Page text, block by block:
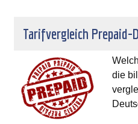
Tarifvergleich Prepaid-
die